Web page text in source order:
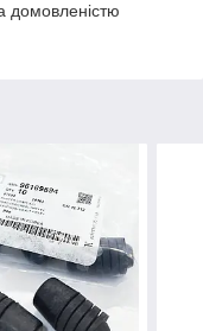
домовленістю